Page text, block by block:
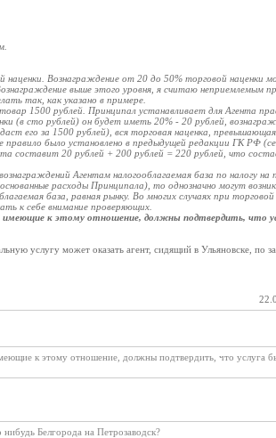
наценки. Вознаграждение от 20 до 50% торговой наценки
выше этого уровня, я считаю неприемлемым
так, как указано в примере.
1500 рублей. Принципал устанавливает для Агента
(в сто рублей) он будет иметь 20% - 20 рублей,
его за 1500 рублей), вся торговая наценка, превышающая
было установлено в предыдущей редакции ГК РФ
составит 20 рублей + 200 рублей = 220 рублей, что
Агентам налогооблагаемая база по налогу на
расходы Принципала), то однозначно могут
база, равная рынку. Во многих случаях при торговой
к себе внимание проверяющих.
имеющие к этому отношение, должны подтвердить, что
услугу может оказать агент, сидящий в Ульяновске, по
к этому отношение, должны подтвердить, что услуга
Белгорода на Петрозаводск?